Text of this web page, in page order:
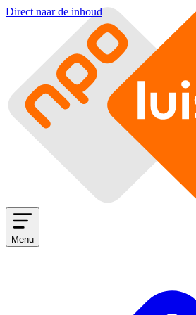
Direct naar de inhoud
Menu